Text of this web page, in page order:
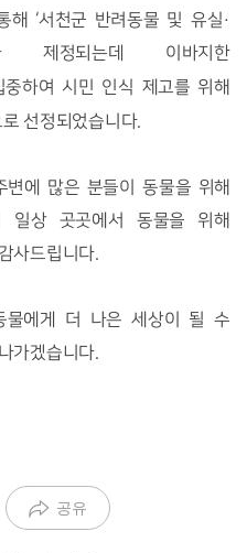
해 ‘서천군 반려동물 및 유실·
제정되는데 이바지한
중하여 시민 인식 제고를 위해
선정되었습니다.
에 많은 분들이 동물을 위해
일상 곳곳에서 동물을 위해
사드립니다.
물에게 더 나은 세상이 될 수
가겠습니다.
공유